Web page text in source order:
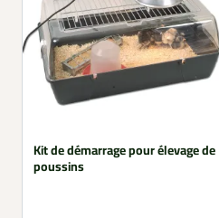
Kit de démarrage pour élevage de
poussins